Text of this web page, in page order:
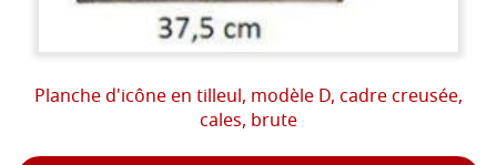
Planche d'icône en tilleul, modèle D, cadre creusée,
cales, brute